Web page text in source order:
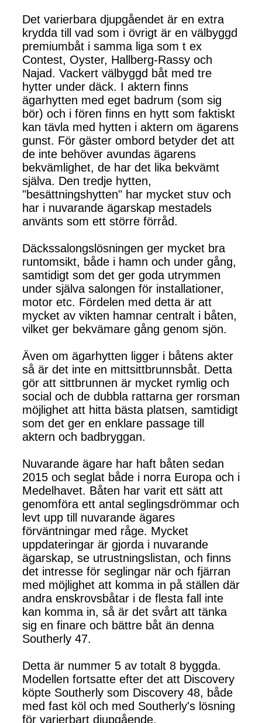
Det varierbara djupgåendet är en extra
krydda till vad som i övrigt är en välbyggd
premiumbåt i samma liga som t ex
Contest, Oyster, Hallberg-Rassy och
Najad. Vackert välbyggd båt med tre
hytter under däck. I aktern finns
ägarhytten med eget badrum (som sig
bör) och i fören finns en hytt som faktiskt
kan tävla med hytten i aktern om ägarens
gunst. För gäster ombord betyder det att
de inte behöver avundas ägarens
bekvämlighet, de har det lika bekvämt
själva. Den tredje hytten,
"besättningshytten" har mycket stuv och
har i nuvarande ägarskap mestadels
använts som ett större förråd.
Däckssalongslösningen ger mycket bra
runtomsikt, både i hamn och under gång,
samtidigt som det ger goda utrymmen
under själva salongen för installationer,
motor etc. Fördelen med detta är att
mycket av vikten hamnar centralt i båten,
vilket ger bekvämare gång genom sjön.
Även om ägarhytten ligger i båtens akter
så är det inte en mittsittbrunnsbåt. Detta
gör att sittbrunnen är mycket rymlig och
social och de dubbla rattarna ger rorsman
möjlighet att hitta bästa platsen, samtidigt
som det ger en enklare passage till
aktern och badbryggan.
Nuvarande ägare har haft båten sedan
2015 och seglat både i norra Europa och i
Medelhavet. Båten har varit ett sätt att
genomföra ett antal seglingsdrömmar och
levt upp till nuvarande ägares
förväntningar med råge. Mycket
uppdateringar är gjorda i nuvarande
ägarskap, se utrustningslistan, och finns
det intresse för seglingar när och fjärran
med möjlighet att komma in på ställen där
andra enskrovsbåtar i de flesta fall inte
kan komma in, så är det svårt att tänka
sig en finare och bättre båt än denna
Southerly 47.
Detta är nummer 5 av totalt 8 byggda.
Modellen fortsatte efter det att Discovery
köpte Southerly som Discovery 48, både
med fast köl och med Southerly's lösning
för varierbart djupgående.